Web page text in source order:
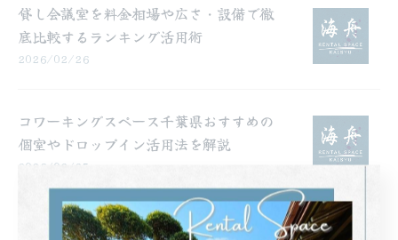
貸し会議室を料金相場や広さ・設備で徹
底比較するランキング活用術
2026/02/26
コワーキングスペース千葉県おすすめの
個室やドロップイン活用法を解説
2026/02/25